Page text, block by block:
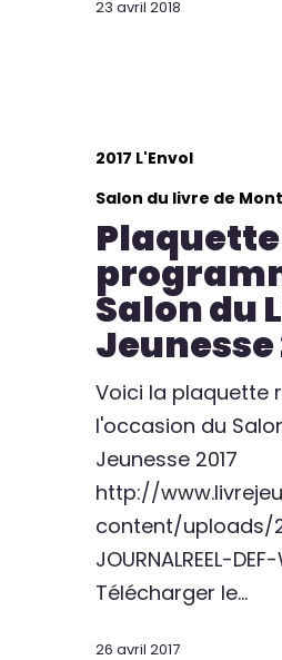
23 avril 2018
2017 L'Envol
Salon du livre de
Plaquette
Salon du
Jeunesse
Voici la plaquette
l'occasion du
Jeunesse 2017
http://
content/uploads/
JOURNALREEL-
Télécharger le…
26 avril 2017